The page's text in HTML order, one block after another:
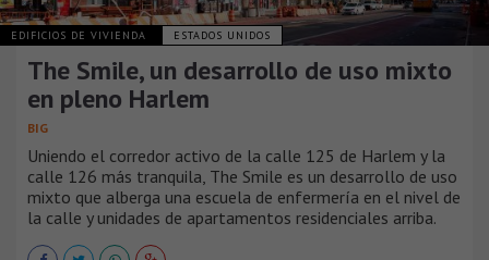
EDIFICIOS DE VIVIENDA ESTADOS UNIDOS
The Smile, un desarrollo de uso mixto
en pleno Harlem
BIG
Uniendo el corredor activo de la calle 125 de Harlem y la
calle 126 más tranquila, The Smile es un desarrollo de uso
mixto que alberga una escuela de enfermería en el nivel de
la calle y unidades de apartamentos residenciales arriba.